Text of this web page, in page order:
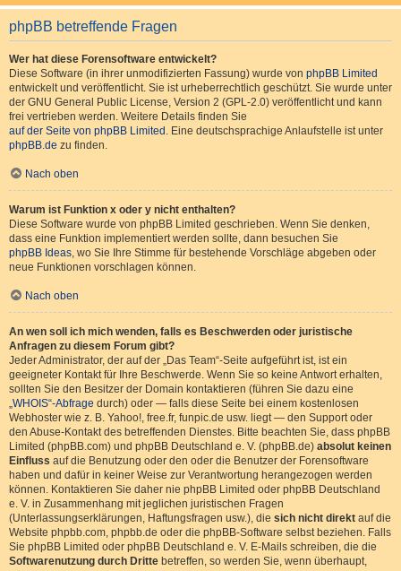
phpBB betreffende Fragen
Wer hat diese Forensoftware entwickelt?
Diese Software (in ihrer unmodifizierten Fassung) wurde von phpBB Limited
entwickelt und veröffentlicht. Sie ist urheberrechtlich geschützt. Sie wurde unter
der GNU General Public License, Version 2 (GPL-2.0) veröffentlicht und kann
frei vertrieben werden. Weitere Details finden Sie
auf der Seite von phpBB Limited . Eine deutschsprachige Anlaufstelle ist unter
phpBB.de zu finden.
Nach oben
Warum ist Funktion x oder y nicht enthalten?
Diese Software wurde von phpBB Limited geschrieben. Wenn Sie denken,
dass eine Funktion implementiert werden sollte, dann besuchen Sie
phpBB Ideas, wo Sie Ihre Stimme für bestehende Vorschläge abgeben oder
neue Funktionen vorschlagen können.
Nach oben
An wen soll ich mich wenden, falls es Beschwerden oder juristische
Anfragen zu diesem Forum gibt?
Jeder Administrator, der auf der „Das Team“-Seite aufgeführt ist, ist ein
geeigneter Kontakt für Ihre Beschwerde. Wenn Sie so keine Antwort erhalten,
sollten Sie den Besitzer der Domain kontaktieren (führen Sie dazu eine
„WHOIS“-Abfrage durch) oder — falls diese Seite bei einem kostenlosen
Webhoster wie z. B. Yahoo!, free.fr, funpic.de usw. liegt — den Support oder
den Abuse-Kontakt des betreffenden Dienstes. Bitte beachten Sie, dass phpBB
Limited (phpBB.com) und phpBB Deutschland e. V. (phpBB.de) absolut keinen
Einfluss auf die Benutzung oder den oder die Benutzer der Forensoftware
haben und dafür in keiner Weise zur Verantwortung herangezogen werden
können. Kontaktieren Sie daher nie phpBB Limited oder phpBB Deutschland
e. V. in Zusammenhang mit jeglichen juristischen Fragen
(Unterlassungserklärungen, Haftungsfragen usw.), die sich nicht direkt auf die
Website phpbb.com, phpbb.de oder die phpBB-Software selbst beziehen. Falls
Sie phpBB Limited oder phpBB Deutschland e. V. E-Mails schreiben, die die
Softwarenutzung durch Dritte betreffen, so werden Sie, wenn überhaupt,